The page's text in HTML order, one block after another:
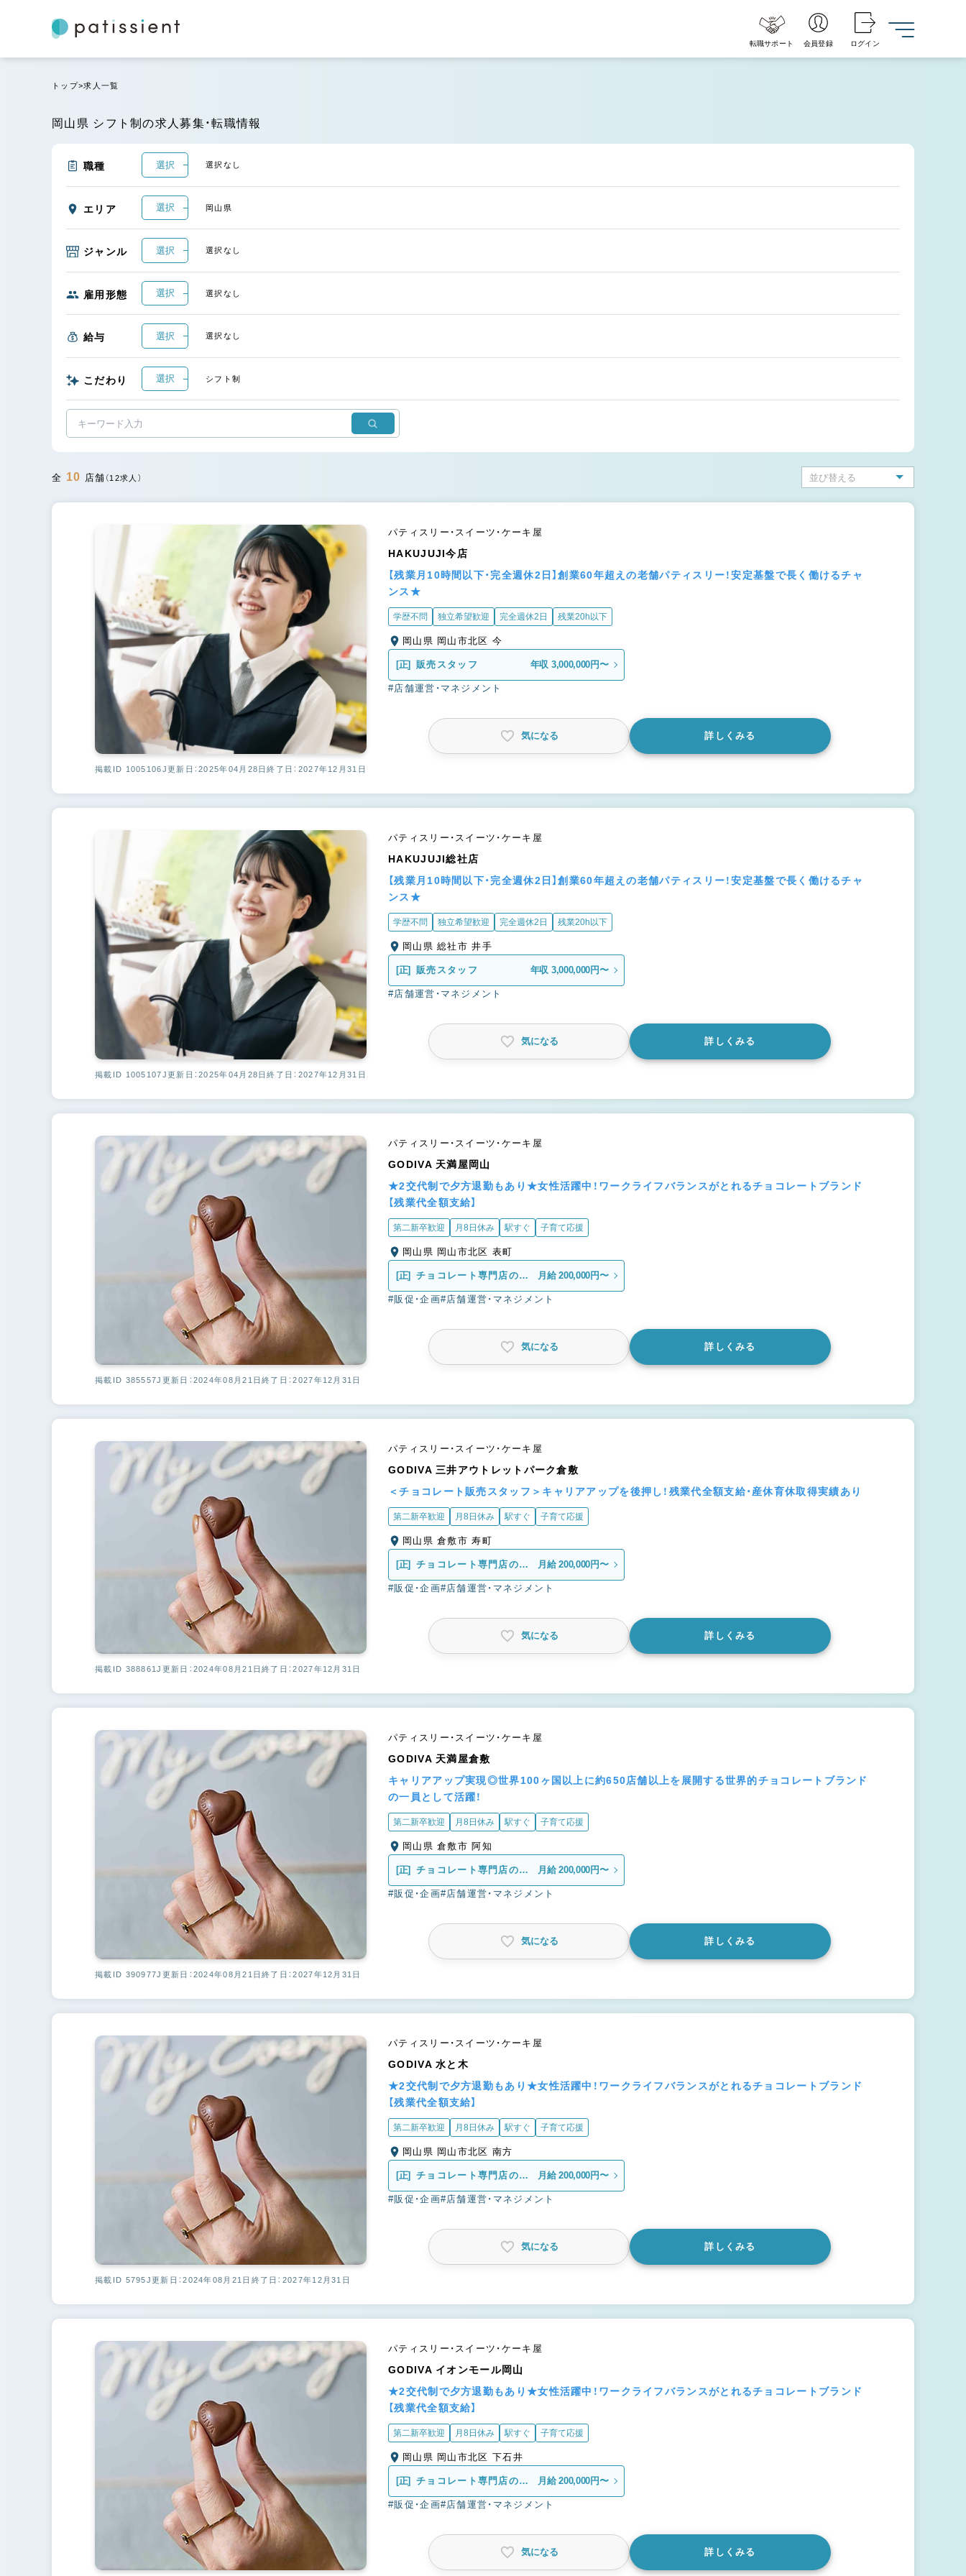
転職サポート 会員登録 ログイン
トップ 求人一覧
岡山県 シフト制の求人募集・転職情報
職種 選択 選択なし
エリア 選択 岡山県
ジャンル 選択 選択なし
雇用形態 選択 選択なし
給与 選択 選択なし
こだわり 選択 シフト制
全 10 店舗 （12求人）
パティスリー・スイーツ・ケーキ屋
HAKUJUJI今店
【残業月10時間以下・完全週休2日】創業60年超えの老舗パティスリー！安定基盤で長く働けるチャ
ンス★
学歴不問 独立希望歓迎 完全週休2日 残業20h以下
岡山県 岡山市北区 今
[正] 販売スタッフ 年収 3,000,000円〜
#店舗運営・マネジメント
気になる 詳しくみる
掲載ID 1005106J更新日：2025年04月28日終了日：2027年12月31日
パティスリー・スイーツ・ケーキ屋
HAKUJUJI総社店
【残業月10時間以下・完全週休2日】創業60年超えの老舗パティスリー！安定基盤で長く働けるチャ
ンス★
学歴不問 独立希望歓迎 完全週休2日 残業20h以下
岡山県 総社市 井手
[正] 販売スタッフ 年収 3,000,000円〜
#店舗運営・マネジメント
気になる 詳しくみる
掲載ID 1005107J更新日：2025年04月28日終了日：2027年12月31日
パティスリー・スイーツ・ケーキ屋
GODIVA 天満屋岡山
★2交代制で夕方退勤もあり★女性活躍中！ワークライフバランスがとれるチョコレートブランド
【残業代全額支給】
第二新卒歓迎 月8日休み 駅すぐ 子育て応援
岡山県 岡山市北区 表町
[正]
チョコレート専門店の販
売スタッフ
月給 200,000円〜
#販促・企画#店舗運営・マネジメント
気になる 詳しくみる
掲載ID 385557J 更新日：2024年08月21日終了日：2027年12月31日
パティスリー・スイーツ・ケーキ屋
GODIVA 三井アウトレットパーク倉敷
＜チョコレート販売スタッフ＞キャリアアップを後押し！残業代全額支給・産休育休取得実績あり
第二新卒歓迎 月8日休み 駅すぐ 子育て応援
岡山県 倉敷市 寿町
[正]
チョコレート専門店の販
売スタッフ
月給 200,000円〜
#販促・企画#店舗運営・マネジメント
気になる 詳しくみる
掲載ID 388861J 更新日：2024年08月21日終了日：2027年12月31日
パティスリー・スイーツ・ケーキ屋
GODIVA 天満屋倉敷
キャリアアップ実現◎世界100ヶ国以上に約650店舗以上を展開する世界的チョコレートブランド
の一員として活躍！
第二新卒歓迎 月8日休み 駅すぐ 子育て応援
岡山県 倉敷市 阿知
[正]
チョコレート専門店の販
売スタッフ
月給 200,000円〜
#販促・企画#店舗運営・マネジメント
気になる 詳しくみる
掲載ID 390977J 更新日：2024年08月21日終了日：2027年12月31日
パティスリー・スイーツ・ケーキ屋
GODIVA 水と木
★2交代制で夕方退勤もあり★女性活躍中！ワークライフバランスがとれるチョコレートブランド
【残業代全額支給】
第二新卒歓迎 月8日休み 駅すぐ 子育て応援
岡山県 岡山市北区 南方
[正]
チョコレート専門店の販
売スタッフ
月給 200,000円〜
#販促・企画#店舗運営・マネジメント
気になる 詳しくみる
掲載ID 5795J更新日：2024年08月21日 終了日：2027年12月31日
パティスリー・スイーツ・ケーキ屋
GODIVA イオンモール岡山
★2交代制で夕方退勤もあり★女性活躍中！ワークライフバランスがとれるチョコレートブランド
【残業代全額支給】
第二新卒歓迎 月8日休み 駅すぐ 子育て応援
岡山県 岡山市北区 下石井
[正]
チョコレート専門店の販
売スタッフ
月給 200,000円〜
#販促・企画#店舗運営・マネジメント
気になる 詳しくみる